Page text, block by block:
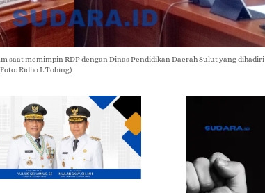
saat memimpin RDP dengan Dinas Pendidikan Daerah Sulut yang dihadiri
Ridho L Tobing)